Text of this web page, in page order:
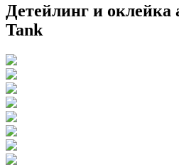
Детейлинг и оклейка
Tank